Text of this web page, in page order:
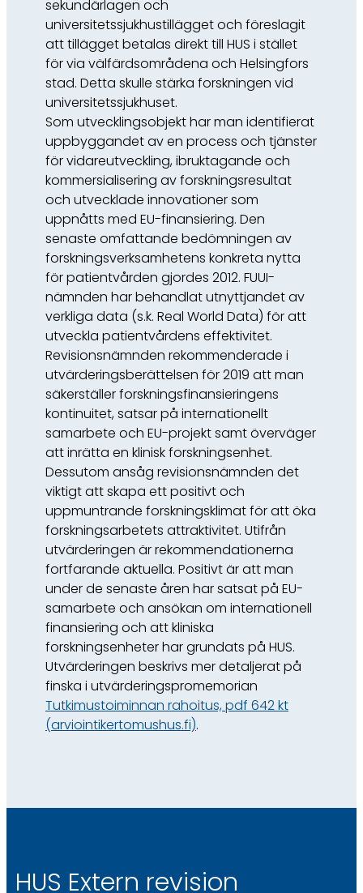
sekundärlagen och
universitetssjukhustillägget och föreslagit
att tillägget betalas direkt till HUS i stället
för via välfärdsområdena och Helsingfors
stad. Detta skulle stärka forskningen vid
universitetssjukhuset.
Som utvecklingsobjekt har man identifierat
uppbyggandet av en process och tjänster
för vidareutveckling, ibruktagande och
kommersialisering av forskningsresultat
och utvecklade innovationer som
uppnåtts med EU-finansiering. Den
senaste omfattande bedömningen av
forskningsverksamhetens konkreta nytta
för patientvården gjordes 2012. FUUI-
nämnden har behandlat utnyttjandet av
verkliga data (s.k. Real World Data) för att
utveckla patientvårdens effektivitet.
Revisionsnämnden rekommenderade i
utvärderingsberättelsen för 2019 att man
säkerställer forskningsfinansieringens
kontinuitet, satsar på internationellt
samarbete och EU-projekt samt överväger
att inrätta en klinisk forskningsenhet.
Dessutom ansåg revisionsnämnden det
viktigt att skapa ett positivt och
uppmuntrande forskningsklimat för att öka
forskningsarbetets attraktivitet. Utifrån
utvärderingen är rekommendationerna
fortfarande aktuella. Positivt är att man
under de senaste åren har satsat på EU-
samarbete och ansökan om internationell
finansiering och att kliniska
forskningsenheter har grundats på HUS.
Utvärderingen beskrivs mer detaljerat på
finska i utvärderingspromemorian
Tutkimustoiminnan rahoitus, pdf 642 kt
(arviointikertomushus.fi).
HUS Extern revision